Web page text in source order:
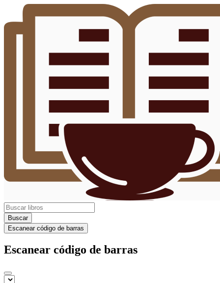
Buscar
Escanear código de barras
Escanear código de barras